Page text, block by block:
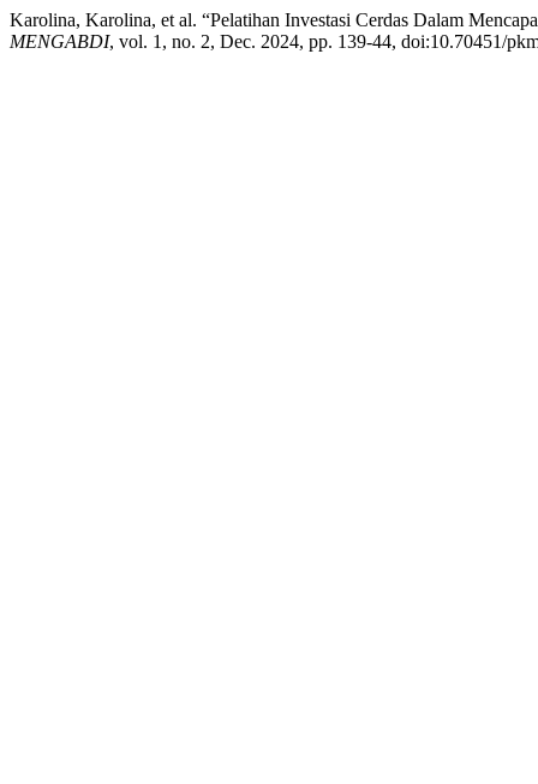
Karolina, Karolina, et al. “Pelatihan Investasi Cerdas Dalam
MENGABDI, vol. 1, no. 2, Dec. 2024, pp. 139-44, doi:10.70451/